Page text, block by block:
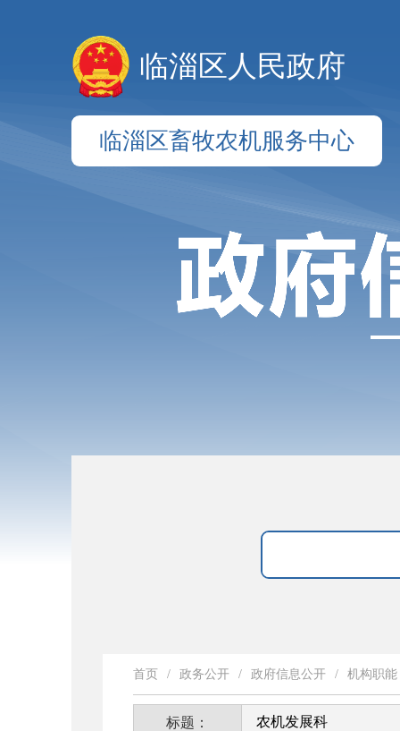
临淄区人民政府
临淄区畜牧农机服务中心
首页 / 政务公开 / 政府信息公开 / 机构职能
标题： 农机发展科